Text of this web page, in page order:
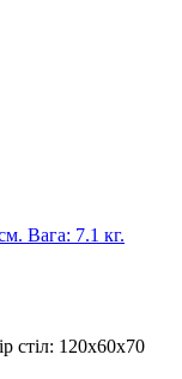
Вага: 7.1 кг.
стіл: 120х60х70